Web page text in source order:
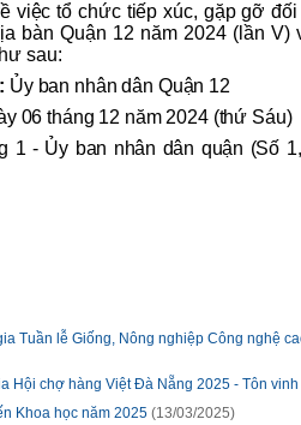
việc tổ chức tiếp xúc, gặp gỡ
bàn Quận 12 năm 2024 (lần V)
sau:
Ủy ban nhân dân Quận 12
06 tháng 12 năm 2024 (thứ Sáu)
1 - Ủy ban nhân dân quận (Số
Tuần lễ Giống, Nông nghiệp Công nghệ
Hội chợ hàng Việt Đà Nẵng 2025 - Tôn
Khoa học năm 2025 (13/03/2025)